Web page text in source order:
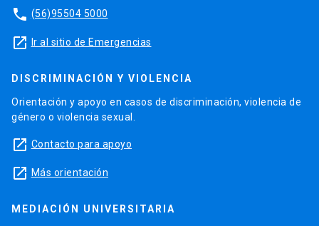
phone (56)95504 5000
launch Ir al sitio de Emergencias
DISCRIMINACIÓN Y VIOLENCIA
Orientación y apoyo en casos de discriminación, violencia de
género o violencia sexual.
launch Contacto para apoyo
launch Más orientación
MEDIACIÓN UNIVERSITARIA